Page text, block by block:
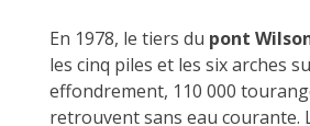
En 1978, le tiers du pont
les cinq piles et les six arches
effondrement, 110 000
retrouvent sans eau courante.